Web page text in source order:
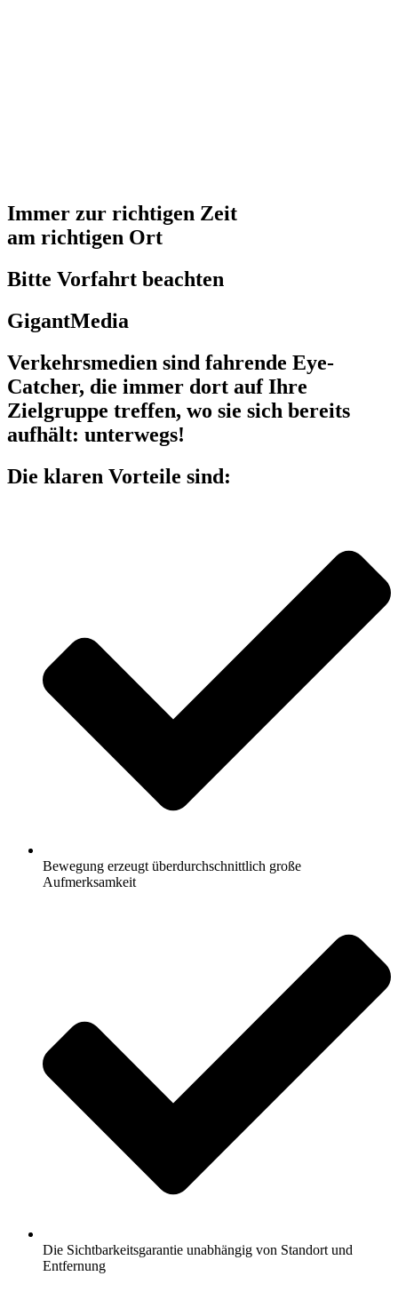
Immer zur richtigen Zeit
am richtigen Ort
Bitte Vorfahrt beachten
GigantMedia
Verkehrsmedien sind fahrende Eye-
Catcher, die immer dort auf Ihre
Zielgruppe treffen, wo sie sich bereits
aufhält: unterwegs!
Die klaren Vorteile sind:
Bewegung erzeugt überdurchschnittlich große
Aufmerksamkeit
Die Sichtbarkeitsgarantie unabhängig von Standort und
Entfernung